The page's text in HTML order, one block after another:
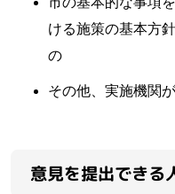
ける施策の基本方
の
その他、実施機関
意見を提出できる